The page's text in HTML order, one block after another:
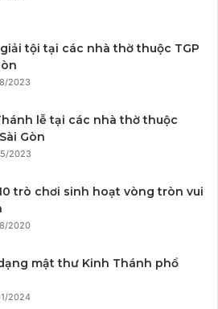
tội tại các nhà thờ thuộc TGP
2023
lễ tại các nhà thờ thuộc
Gòn
2023
trò chơi sinh hoạt vòng tròn vui
2020
mật thư Kinh Thánh phổ
2024